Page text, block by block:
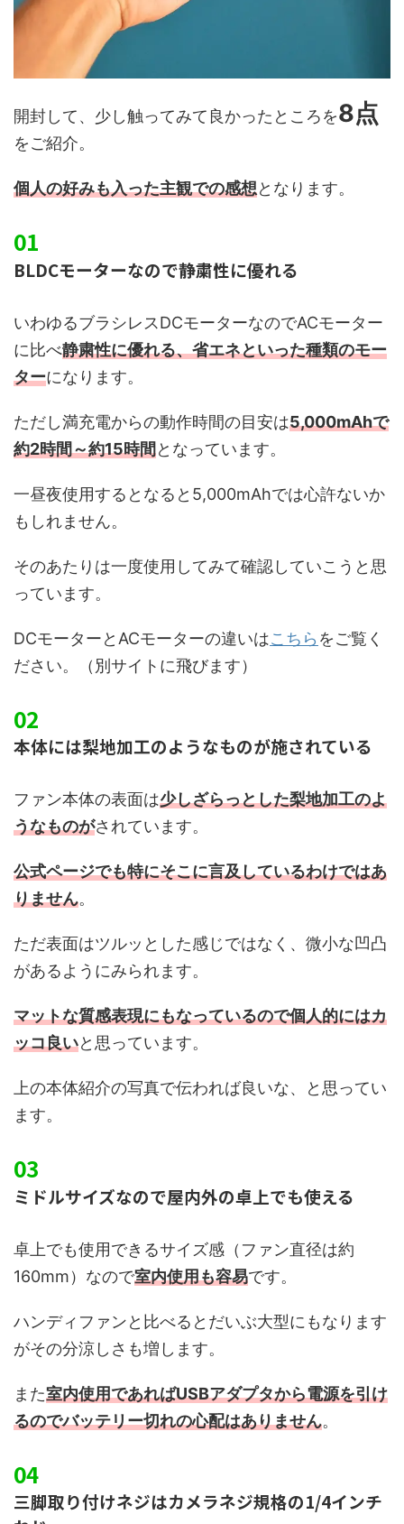
開封して、少し触ってみて良かったところを8点
をご紹介。
個人の好みも入った主観での感想となります。
BLDCモーターなので静粛性に優れる
いわゆるブラシレスDCモーターなのでACモーター
に比べ静粛性に優れる、省エネといった種類のモー
ターになります。
ただし満充電からの動作時間の目安は5,000mAhで
約2時間～約15時間となっています。
一昼夜使用するとなると5,000mAhでは心許ないか
もしれません。
そのあたりは一度使用してみて確認していこうと思
っています。
DCモーターとACモーターの違いはこちら をご覧く
ださい。（別サイトに飛びます）
本体には梨地加工のようなものが施されている
ファン本体の表面は少しざらっとした梨地加工のよ
うなものがされています。
公式ページでも特にそこに言及しているわけではあ
りません。
ただ表面はツルッとした感じではなく、微小な凹凸
があるようにみられます。
マットな質感表現にもなっているので個人的にはカ
ッコ良いと思っています。
上の本体紹介の写真で伝われば良いな、と思ってい
ます。
ミドルサイズなので屋内外の卓上でも使える
卓上でも使用できるサイズ感（ファン直径は約
160mm）なので室内使用も容易です。
ハンディファンと比べるとだいぶ大型にもなります
がその分涼しさも増します。
また室内使用であればUSBアダプタから電源を引け
るのでバッテリー切れの心配はありません。
三脚取り付けネジはカメラネジ規格の1/4インチ